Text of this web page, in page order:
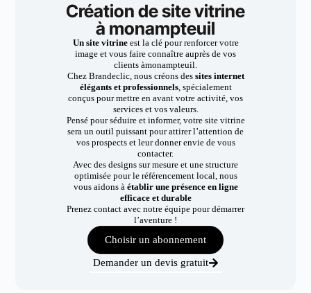
Création de site vitrine
à monampteuil
Un site vitrineest la clé pour renforcer votre
image et vous faire connaître auprès de vos
clients àmonampteuil.
Chez Brandeclic, nous créons dessites internet
élégants et professionnels, spécialement
conçus pour mettre en avant votre activité, vos
services et vos valeurs.
Pensé pour séduire et informer, votre site vitrine
sera un outil puissant pour attirer l’attention de
vos prospects et leur donner envie de vous
contacter.
Avec des designs sur mesure et une structure
optimisée pour le référencement local, nous
vous aidons à établir une présence en ligne
efficace et durable
Prenez contact avec notre équipe pour démarrer
l’aventure !
Choisir un abonnement
Demander un devis gratuit